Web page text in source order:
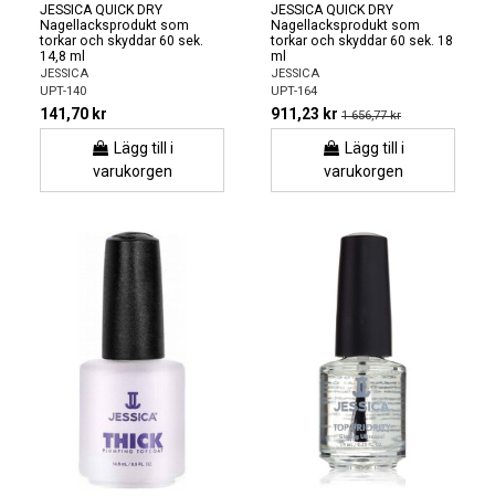
JESSICA QUICK DRY
Nagellacksprodukt som
torkar och skyddar 60 sek.
14,8 ml
JESSICA
UPT-140
141,70 kr
Lägg till i
varukorgen
JESSICA QUICK DRY
Nagellacksprodukt som
torkar och skyddar 60 sek. 18
ml
JESSICA
UPT-164
911,23 kr 1 656,77 kr
Lägg till i
varukorgen